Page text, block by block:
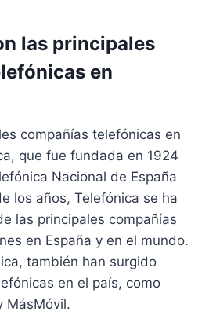
las principales
en
compañías telefónicas en
que fue fundada en 1924
Nacional de España
los años, Telefónica se ha
las principales compañías
en España y en el mundo.
también han surgido
en el país, como
MásMóvil.